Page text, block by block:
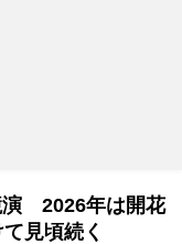
演 2026年は開花
見頃続く